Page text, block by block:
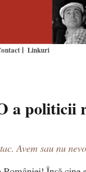
Linkuri
a politicii
Avem sau nu